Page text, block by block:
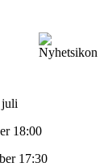
juli
18:00
17:30